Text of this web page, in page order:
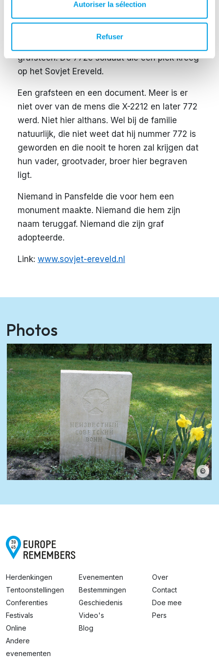
Autoriser la sélection
Refuser
2212. Met dat nummer ging hij in december
1947 in een nieuwe kist naar Leusden, naar
grafsteen. De 772e soldaat die een plek kreeg
op het Sovjet Ereveld.
Een grafsteen en een document. Meer is er
niet over van de mens die X-2212 en later 772
werd. Niet hier althans. Wel bij de familie
natuurlijk, die niet weet dat hij nummer 772 is
geworden en die nooit te horen zal krijgen dat
hun vader, grootvader, broer hier begraven
ligt.
Niemand in Pansfelde die voor hem een
monument maakte. Niemand die hem zijn
naam teruggaf. Niemand die zijn graf
adopteerde.
Link: www.sovjet-ereveld.nl
Photos
©
Herdenkingen
Tentoonstellingen
Conferenties
Festivals
Online
Andere
evenementen
Evenementen
Bestemmingen
Geschiedenis
Video's
Blog
Over
Contact
Doe mee
Pers